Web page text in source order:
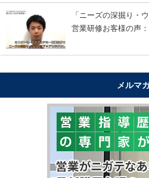
「ニーズの深掘り・
営業研修お客様の声
メルマ